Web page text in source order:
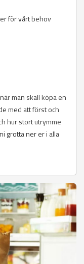
för vårt behov
man skall köpa en
med att först och
hur stort utrymme
grotta ner er i alla